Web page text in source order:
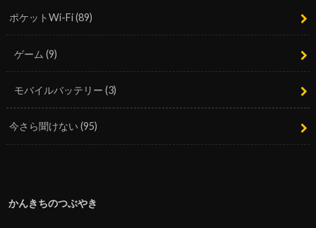
ポケットWi-Fi(89)
ゲーム(9)
モバイルバッテリー(3)
今さら聞けない(95)
かんきちのつぶやき